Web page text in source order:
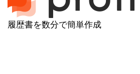
履歴書を数分で簡単作成